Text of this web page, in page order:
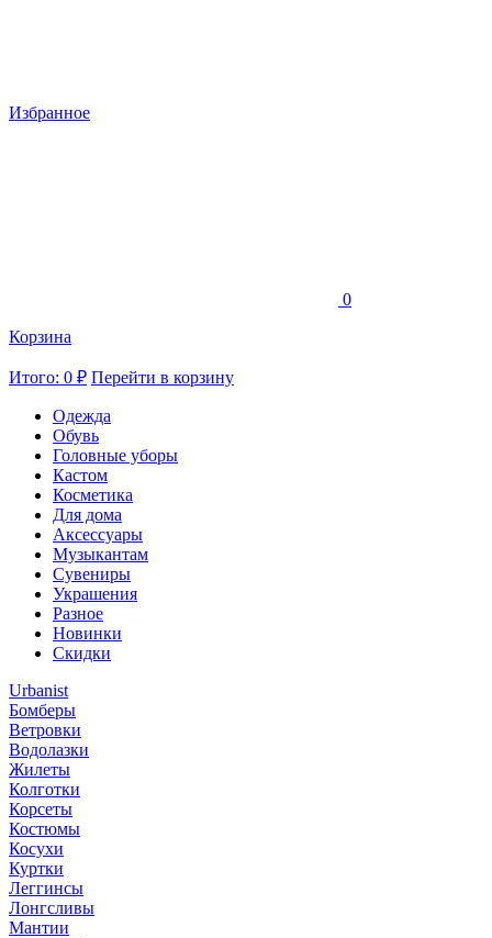
Избранное
0
Корзина
Итого: 0 ₽ Перейти в корзину
Одежда
Обувь
Головные уборы
Кастом
Косметика
Для дома
Аксессуары
Музыкантам
Сувениры
Украшения
Разное
Новинки
Скидки
Urbanist
Бомберы
Ветровки
Водолазки
Жилеты
Колготки
Корсеты
Костюмы
Косухи
Куртки
Леггинсы
Лонгсливы
Мантии